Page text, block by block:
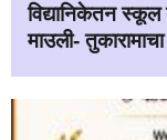
विद्यानिकेतन स्कूल
माउली-